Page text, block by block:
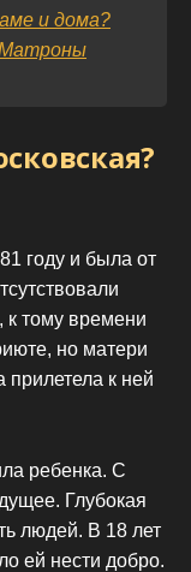
и дома?
Матроны
году и была от
к тому времени
но матери
прилетела к ней
ребенка. С
Глубокая
людей. В 18 лет
ей нести добро.